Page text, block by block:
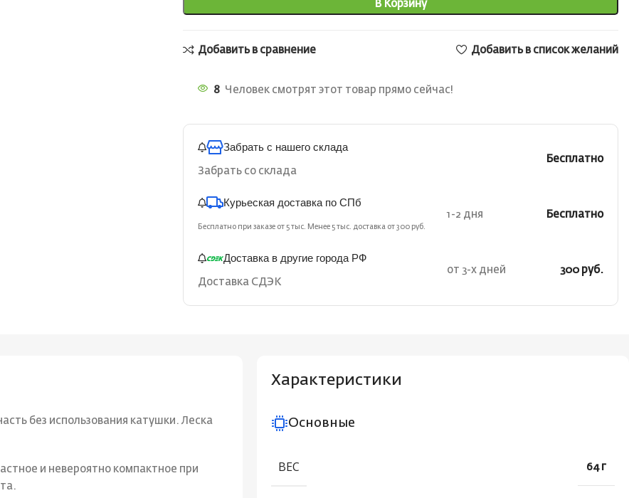
В Корзину
Добавить в сравнение Добавить в список желаний
8 Человек смотрят этот товар прямо сейчас!
Забрать с нашего склада
Забрать со склада
Бесплатно
Курьеская доставка по СПб
Бесплатно при заказе от 5 тыс. Менее 5 тыс. доставка от 300 руб.
1-2 дня Бесплатно
Доставка в другие города РФ
Доставка СДЭК
от 3-х дней 300 руб.
без использования катушки. Леска
и невероятно компактное при
Характеристики
Основные
ВЕС 64 г